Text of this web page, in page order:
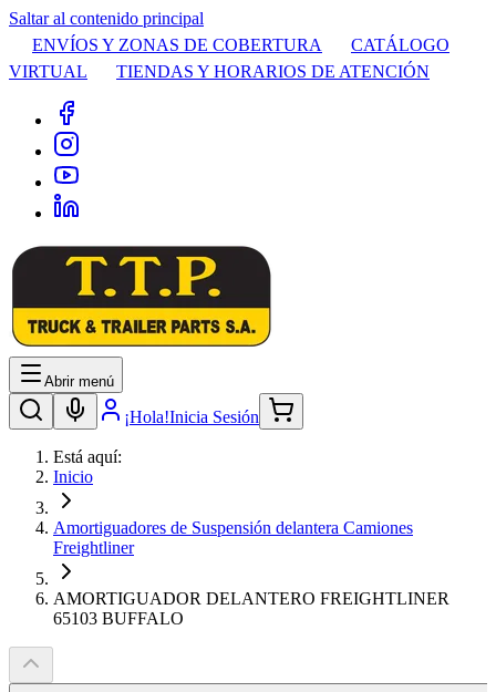
Saltar al contenido principal
ENVÍOS Y ZONAS DE COBERTURA
CATÁLOGO
VIRTUAL
TIENDAS Y HORARIOS DE ATENCIÓN
Abrir menú
¡Hola!Inicia Sesión
Está aquí:
Inicio
Amortiguadores de Suspensión delantera Camiones
Freightliner
AMORTIGUADOR DELANTERO FREIGHTLINER
65103 BUFFALO